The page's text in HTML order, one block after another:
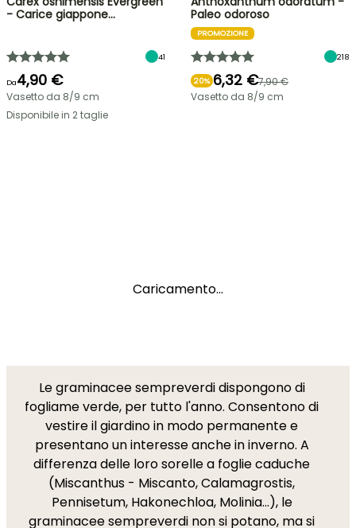
- Carice giappone…
41
Da4,90 €
Vasetto da 8/9 cm
Disponibile in 2 taglie
Paleo odoroso
PROMOZIONE
218
20% 6,32 €7,90 €
Vasetto da 8/9 cm
Caricamento...
Le graminacee sempreverdi dispongono di
fogliame verde, per tutto l'anno. Consentono di
vestire il giardino in modo permanente e
presentano un interesse anche in inverno. A
differenza delle loro sorelle a foglie caduche
(Miscanthus - Miscanto, Calamagrostis,
Pennisetum, Hakonechloa, Molinia...), le
graminacee sempreverdi non si potano, ma si